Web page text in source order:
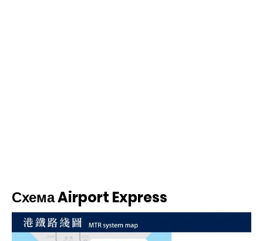
Схема Airport Express